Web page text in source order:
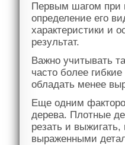
Первым шагом при
определение его
характеристики и
результат.
Важно учитывать
часто более
обладать менее
Еще одним
дерева. Плотные
резать и
выраженными